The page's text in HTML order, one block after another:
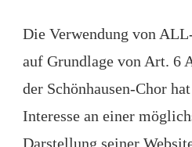
Die Verwendung von
auf Grundlage von Art. 6
der Schönhausen-Chor
Interesse an einer
Darstellung seiner